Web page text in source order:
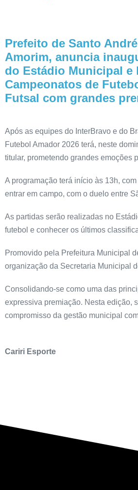
Prefeito de Santo
Amorim, anuncia
do Estádio Municipal e
Campeonatos de
Futsal com grandes
Após as equipes do InterBravo e do
Futebol Amador 2026 terá, neste
titular, prometendo grandes emoções
A programação terá início às 13h,
entrar em campo, com o duelo entre
As partidas serão realizadas no
futebol e conhecer os últimos
Promovido pela Prefeitura Municipal
organização da Secretaria Municipal
Consolidando-se como uma das
expressiva premiação. Nesta edição,
compromisso da gestão municipal
Cariri Esporte